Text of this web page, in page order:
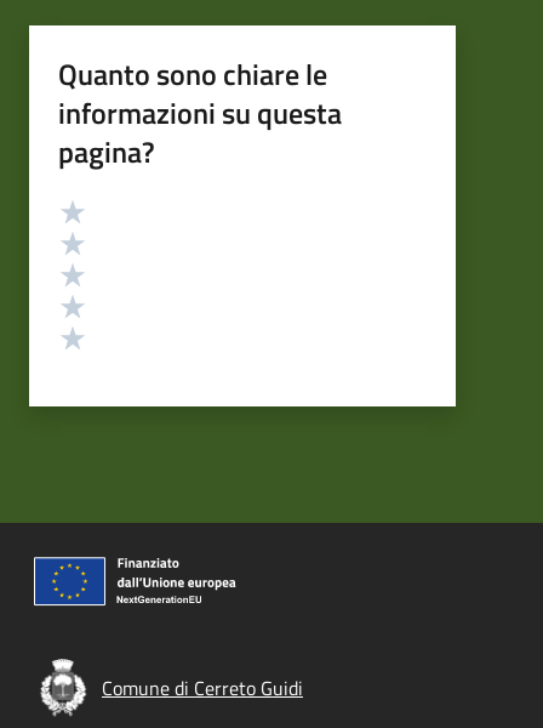
Quanto sono chiare le
informazioni su questa
pagina?
Valutazione
Comune di Cerreto Guidi